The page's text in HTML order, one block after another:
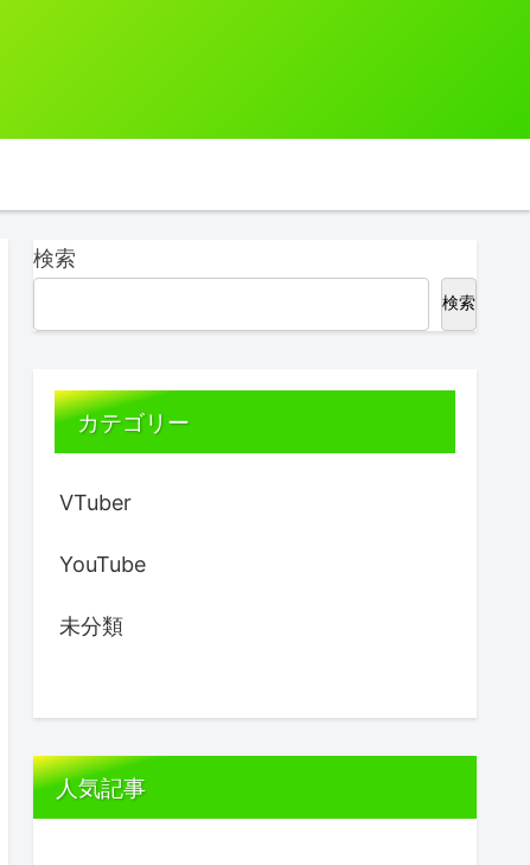
検索
検索
カテゴリー
VTuber
YouTube
未分類
人気記事